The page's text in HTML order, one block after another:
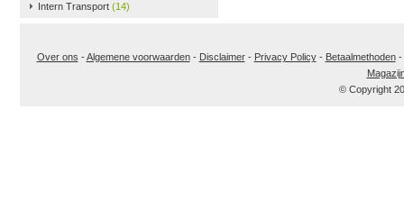
Intern Transport (14)
Over ons -Algemene voorwaarden- Disclaimer- Privacy Policy- Betaalmethoden-
© Copyright